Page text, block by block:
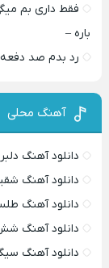
فقط داری بم
باره –
رد بدم صد
آهنگ محلی
دانلود آهنگ دلبر 2 از شهاب فالجی
دانلود آهنگ
دانلود آهنگ
دانلود آهنگ
دانلود آهنگ